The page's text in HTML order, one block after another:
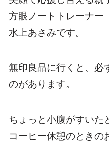
方眼ノートトレーナー
水上あさみです。
無印良品に行くと、必
のがあります。
ちょっと小腹がすいた
コーヒー休憩のときの